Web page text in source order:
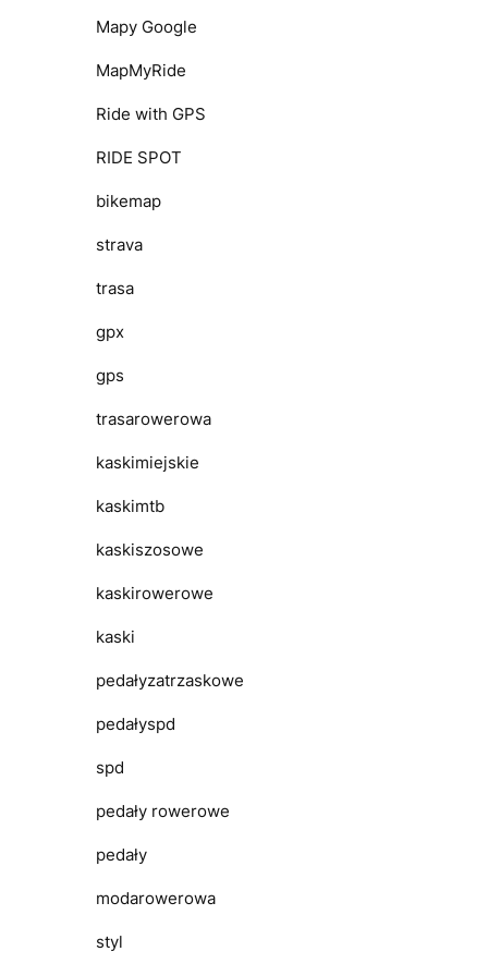
Mapy Google
MapMyRide
Ride with GPS
RIDE SPOT
bikemap
strava
trasa
gpx
gps
trasarowerowa
kaskimiejskie
kaskimtb
kaskiszosowe
kaskirowerowe
kaski
pedałyzatrzaskowe
pedałyspd
spd
pedały rowerowe
pedały
modarowerowa
styl